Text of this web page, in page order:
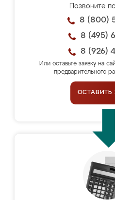
Позвоните
8 (800)
8 (495)
8 (926)
Или оставьте заявку на
предварительного
ОСТАВИТЬ